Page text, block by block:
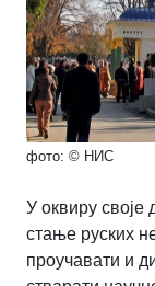
фото: © НИС
У оквиру своје
стање руских
проучавати и